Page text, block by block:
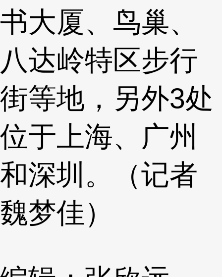
书大厦、鸟巢、
八达岭特区步行
街等地，另外3处
位于上海、广州
和深圳。（记者
魏梦佳）